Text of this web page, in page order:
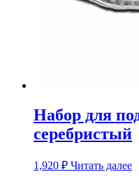
Набор для
серебристый
1,920 ₽ Читать далее